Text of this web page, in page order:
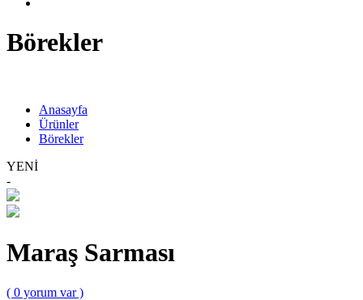
Börekler
Anasayfa
Ürünler
Börekler
YENİ
-
Maraş Sarması
( 0 yorum var )